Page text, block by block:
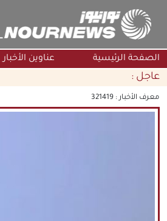
الصفحة الرئيسية عناوين الأخبار
عاجل :
معرف الأخبار : 321419